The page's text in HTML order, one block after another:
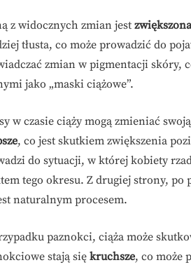
z widocznych zmian jest
tłusta, co może prowadzić do
zmian w pigmentacji skóry,
jako „maski ciążowe”.
w czasie ciąży mogą zmieniać
, co jest skutkiem zwiększenia
do sytuacji, w której kobiety
tego okresu. Z drugiej strony, po
naturalnym procesem.
paznokci, ciąża może
stają się kruchsze, co może